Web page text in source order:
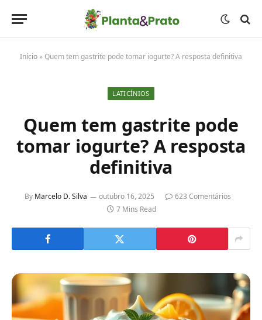
Início »Quem tem gastrite pode tomar iogurte? A resposta definitiva
LATICÍNIOS
Quem tem gastrite pode
tomar iogurte? A resposta
definitiva
By Marcelo D. Silva outubro 16, 2025
623 Comentários
7 Mins Read